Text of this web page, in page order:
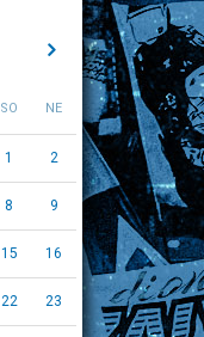
SO NE
1 2
8 9
15 16
22 23